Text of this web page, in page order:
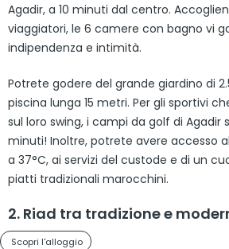
Agadir, a 10 minuti dal centro.
viaggiatori, le 6 camere con bagno vi
indipendenza e intimità.
Potrete godere del grande giardino di
piscina lunga 15 metri. Per gli sportivi
sul loro swing, i campi da golf di Agadir
minuti! Inoltre, potrete avere accesso
a 37°C, ai servizi del custode e di un
piatti tradizionali marocchini.
2. Riad tra tradizione e
Scopri l'alloggio